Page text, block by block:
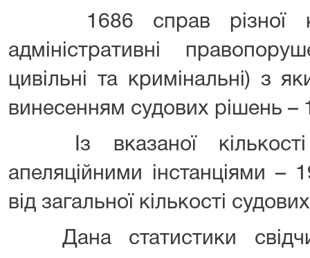
1686 справ різної
адміністративні
цивільні та кримінальні) з
винесенням судових рішень –
Із вказаної
апеляційними інстанціями –
від загальної кількості
Дана статистики